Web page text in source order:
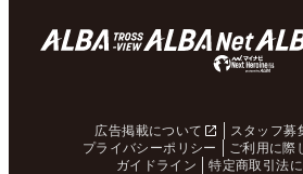
広告掲載について スタッフ募
プライバシーポリシー
ご利用に際
ガイドライン
特定商取引法